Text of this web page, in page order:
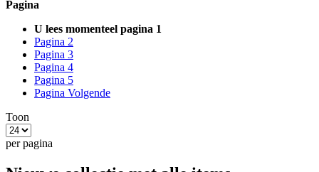
Pagina
U lees momenteel pagina 1
Pagina 2
Pagina 3
Pagina 4
Pagina 5
Pagina Volgende
Toon
per pagina